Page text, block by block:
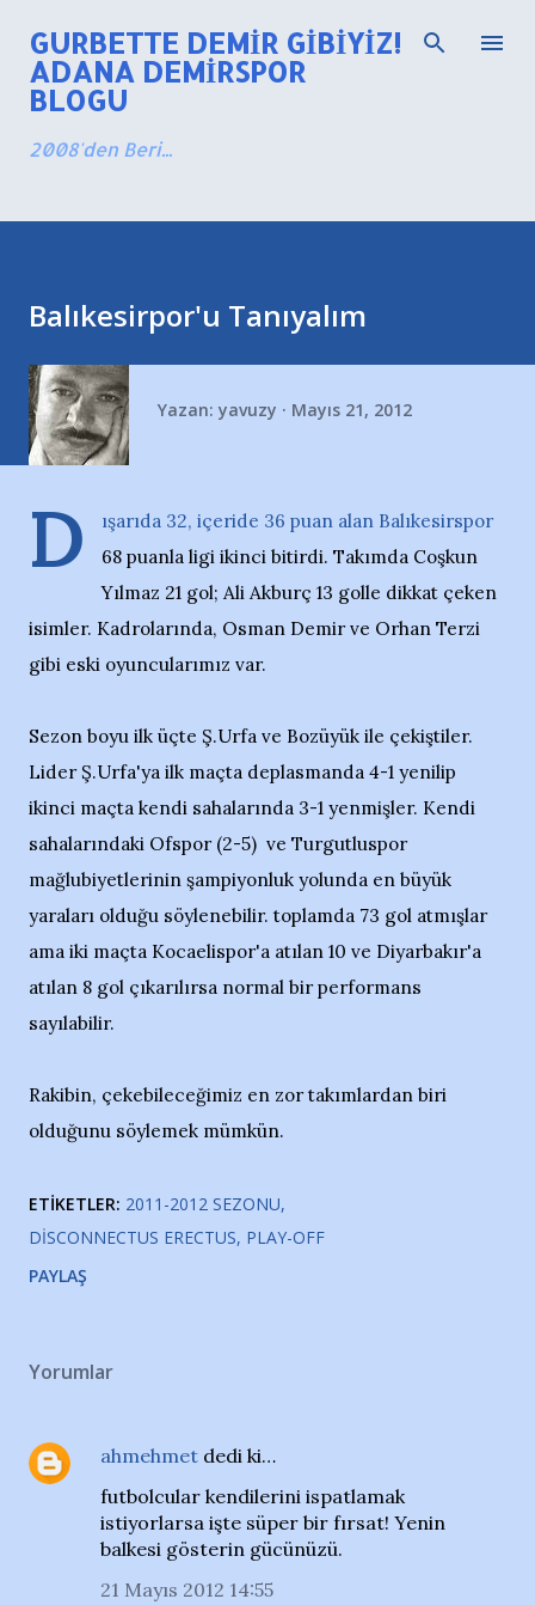
Ana içeriğe atla
GURBETTE DEMIR GIBIYIZ!
ADANA DEMIRSPOR
BLOGU
2008'den Beri...
Balıkesirpor'u Tanıyalım
Yazan: yavuzy Mayıs 21, 2012
D
ışarıda 32, içeride 36 puan alan Balıkesirspor
68 puanla ligi ikinci bitirdi. Takımda Coşkun
Yılmaz 21 gol; Ali Akburç 13 golle dikkat çeken
isimler. Kadrolarında, Osman Demir ve Orhan Terzi
gibi eski oyuncularımız var.
Sezon boyu ilk üçte Ş.Urfa ve Bozüyük ile çekiştiler.
Lider Ş.Urfa'ya ilk maçta deplasmanda 4-1 yenilip
ikinci maçta kendi sahalarında 3-1 yenmişler. Kendi
sahalarındaki Ofspor (2-5) ve Turgutluspor
mağlubiyetlerinin şampiyonluk yolunda en büyük
yaraları olduğu söylenebilir. toplamda 73 gol atmışlar
ama iki maçta Kocaelispor'a atılan 10 ve Diyarbakır'a
atılan 8 gol çıkarılırsa normal bir performans
sayılabilir.
Rakibin, çekebileceğimiz en zor takımlardan biri
olduğunu söylemek mümkün.
ETIKETLER: 2011-2012 SEZONU
DISCONNECTUS ERECTUS PLAY-OFF
PAYLAŞ
Yorumlar
ahmehmet dedi ki…
futbolcular kendilerini ispatlamak
istiyorlarsa işte süper bir fırsat! Yenin
balkesi gösterin gücünüzü.
21 Mayıs 2012 14:55